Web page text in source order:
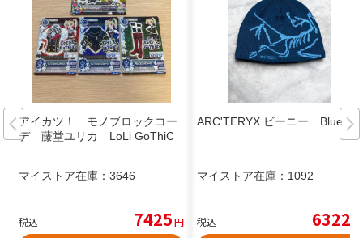
アイカツ！ モノブロックコー
デ 藤堂ユリカ LoLi GoThiC
マイストア在庫： 3646
税込 7425円
ARC'TERYX ビーニー Blue
マイストア在庫： 1092
税込 6322